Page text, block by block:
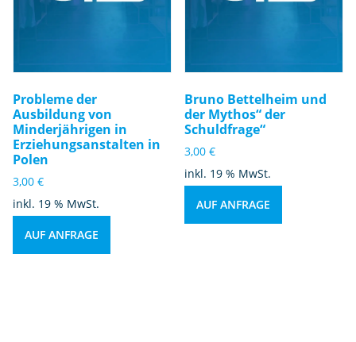
Probleme der
Ausbildung von
Minderjährigen in
Erziehungsanstalten in
Polen
3,00 €
inkl. 19 % MwSt.
AUF ANFRAGE
Bruno Bettelheim und
der Mythos“ der
Schuldfrage“
3,00€
inkl. 19 % MwSt.
AUF ANFRAGE